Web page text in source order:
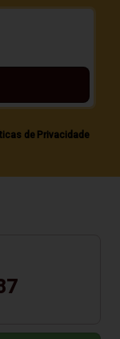
de Privacidade